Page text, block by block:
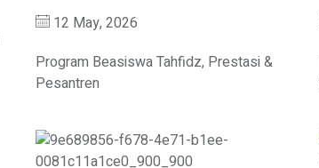
12 May, 2026
Program Beasiswa Tahfidz, Prestasi &
Pesantren